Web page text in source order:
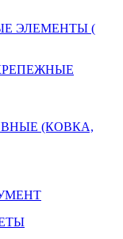
ЭЛЕМЕНТЫ (
(КОВКА,